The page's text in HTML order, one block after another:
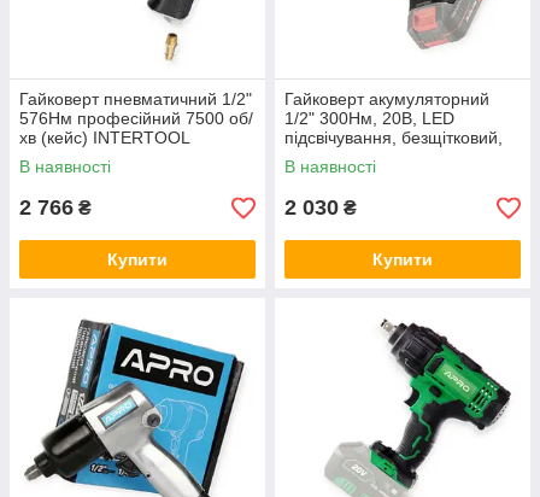
Гайковерт пневматичний 1/2"
576Нм професійний 7500 об/
хв (кейс) INTERTOOL
В наявності
2 766 ₴
Купити
Гайковерт акумуляторний
1/2" 300Нм, 20В, LED
підсвічування, безщітковий,
без АКБ та ЗП Storm Intertool
В наявності
2 030 ₴
Купити